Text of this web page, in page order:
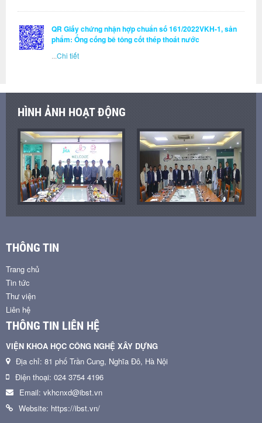
QR Giấy chứng nhận hợp chuẩn số 161/2022VKH-1, sản
phẩm: Ống cống bê tông cốt thép thoát nước
Chi tiết
HÌNH ẢNH HOẠT ĐỘNG
THÔNG TIN
Trang chủ
Tin tức
Thư viện
Liên hệ
THÔNG TIN LIÊN HỆ
VIỆN KHOA HỌC CÔNG NGHỆ XÂY DỰNG
Địa chỉ: 81 phố Trần Cung, Nghĩa Đô, Hà Nội
Điện thoại: 024 3754 4196
Email: vkhcnxd@ibst.vn
Website: https://ibst.vn/